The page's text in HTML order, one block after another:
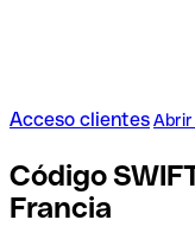
Acceso clientesAbrir
Código
Francia